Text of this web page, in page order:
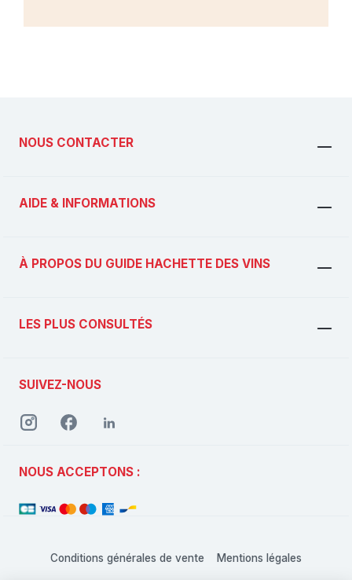
NOUS CONTACTER
AIDE & INFORMATIONS
À PROPOS DU GUIDE HACHETTE DES VINS
LES PLUS CONSULTÉS
SUIVEZ-NOUS
NOUS ACCEPTONS :
Conditions générales de vente Mentions légales